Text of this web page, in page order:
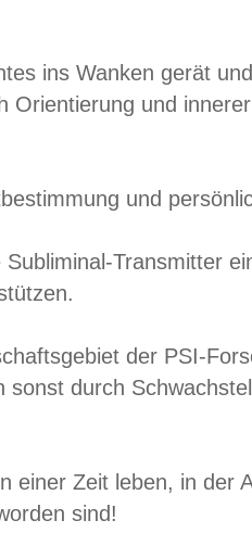
ins Wanken gerät
Orientierung und
und
Transmitter
der PSI-
durch
einer Zeit leben, in der
sind!